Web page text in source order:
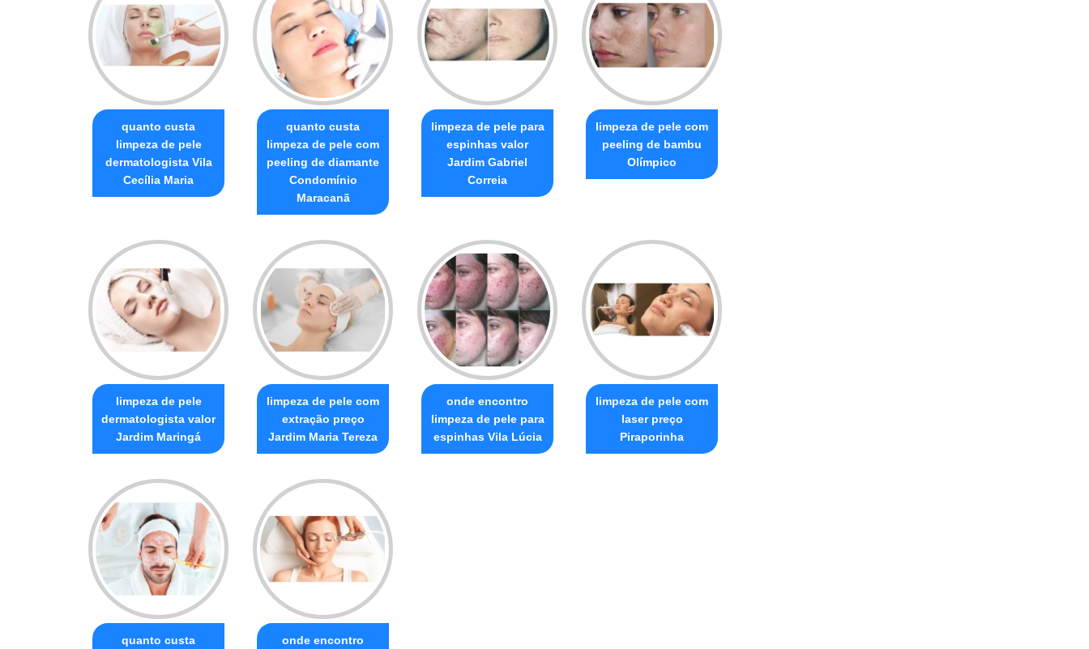
quanto custa
limpeza de pele
dermatologista Vila
Cecília Maria
quanto custa
limpeza de pele com
peeling de diamante
Condomínio
Maracanã
limpeza de pele para
espinhas valor
Jardim Gabriel
Correia
limpeza de pele com
peeling de bambu
Olímpico
limpeza de pele
dermatologista valor
Jardim Maringá
limpeza de pele com
extração preço
Jardim Maria Tereza
onde encontro
limpeza de pele para
espinhas Vila Lúcia
limpeza de pele com
laser preço
Piraporinha
quanto custa
onde encontro